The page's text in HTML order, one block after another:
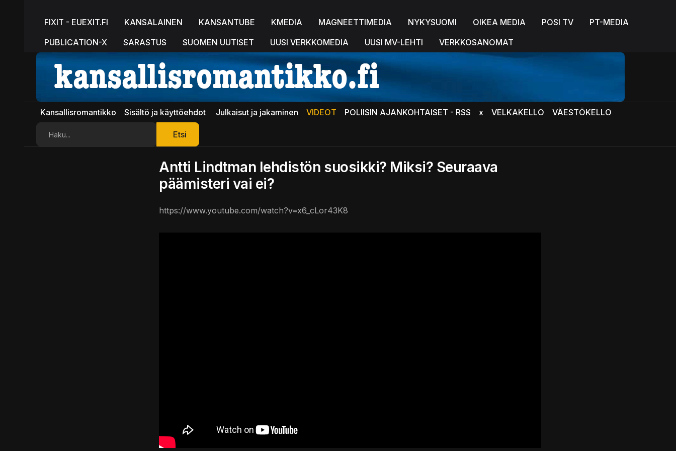
FIXIT - EUEXIT.FI KANSALAINEN KANSANTUBE KMEDIA MAGNEETTIMEDIA NYKYSUOMI OIKEA MEDIA POSI TV
PT-MEDIA
PUBLICATION-X
SARASTUS SUOMEN UUTISET UUSI VERKKOMEDIA UUSI MV-LEHTI VERKKOSANOMAT
Kansallisromantikko Sisältö ja käyttöehdot Julkaisut ja jakaminen VIDEOT POLIISIN AJANKOHTAISET - RSS x VELKAKELLO
VÄESTÖKELLO
Etsi
Antti Lindtman lehdistön suosikki? Miksi? Seuraava
päämisteri vai ei?
https://www.youtube.com/watch?v=x6_cLor43K8